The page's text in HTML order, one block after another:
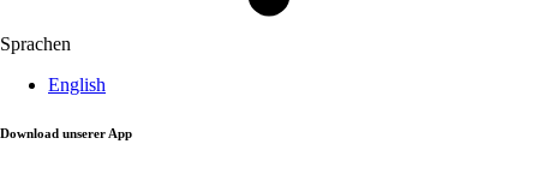
Sprachen
English
Download unserer App